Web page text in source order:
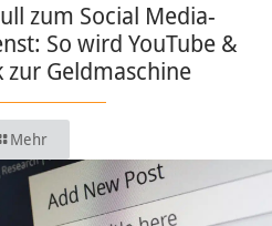
zum Social Media-
So wird YouTube &
zur Geldmaschine
Mehr